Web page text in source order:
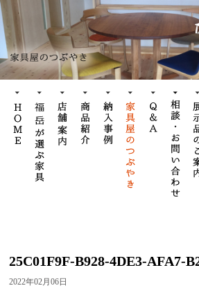
25C01F9F-B928-4DE3-AFA7-
2022年02月06日